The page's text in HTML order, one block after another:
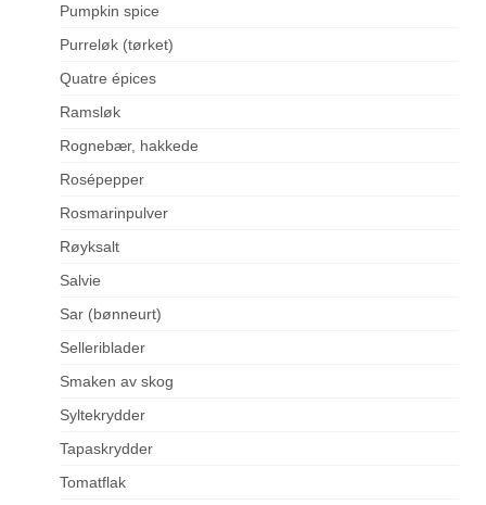
Pumpkin spice
Purreløk (tørket)
Quatre épices
Ramsløk
Rognebær, hakkede
Rosépepper
Rosmarinpulver
Røyksalt
Salvie
Sar (bønneurt)
Selleriblader
Smaken av skog
Syltekrydder
Tapaskrydder
Tomatflak